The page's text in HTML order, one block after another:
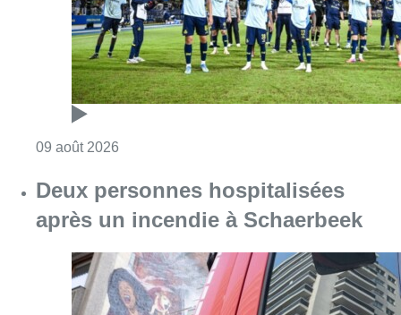
09 août 2026
Deux personnes hospitalisées
après un incendie à Schaerbeek